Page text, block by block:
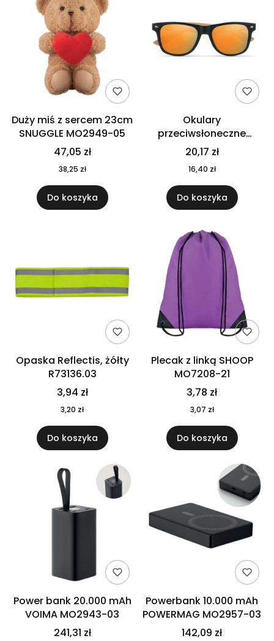
Duży miś z sercem 23cm
SNUGGLE MO2949-05
47,05 zł
38,25 zł
Do koszyka
Okulary
przeciwsłoneczne
CALIFORNIA TOUCH
MO9617-10
20,17 zł
16,40 zł
Do koszyka
Opaska Reflectis, żółty
R73136.03
3,94 zł
3,20 zł
Do koszyka
Plecak z linką SHOOP
MO7208-21
3,78 zł
3,07 zł
Do koszyka
Power bank 20.000 mAh
VOIMA MO2943-03
241,31 zł
Powerbank 10.000 mAh
POWERMAG MO2957-03
142,09 zł